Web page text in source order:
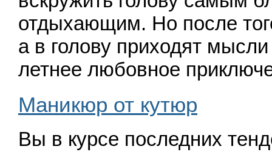
отдыхающим. Но после
а в голову приходят
летнее любовное
Маникюр от кутюр
Вы в курсе последних